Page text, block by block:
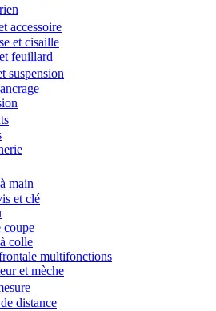
accessoire
et cisaille
feuillard
suspension
main
et clé
coupe
colle
multifonctions
et mèche
distance